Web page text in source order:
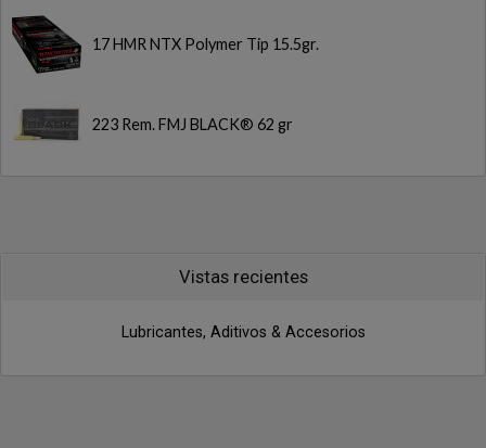
17 HMR NTX Polymer Tip 15.5gr.
223 Rem. FMJ BLACK® 62 gr
Vistas recientes
Lubricantes, Aditivos & Accesorios